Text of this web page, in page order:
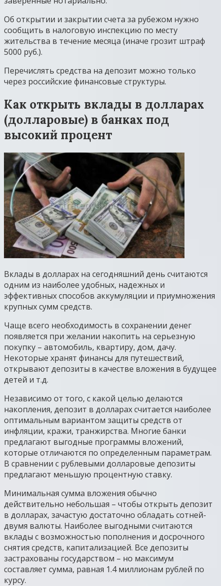
Об открытии и закрытии счета за рубежом нужно
сообщить в налоговую инспекцию по месту
жительства в течение месяца (иначе грозит штраф
5000 руб.).
Перечислять средства на депозит можно только
через российские финансовые структуры.
Как открыть вклады в долларах
(долларовые) в банках под
высокий процент
Вклады в долларах на сегодняшний день считаются
одним из наиболее удобных, надежных и
эффективных способов аккумуляции и приумножения
крупных сумм средств.
Чаще всего необходимость в сохранении денег
появляется при желании накопить на серьезную
покупку – автомобиль, квартиру, дом, дачу.
Некоторые хранят финансы для путешествий,
открывают депозиты в качестве вложения в будущее
детей и т.д.
Независимо от того, с какой целью делаются
накопления, депозит в долларах считается наиболее
оптимальным вариантом защиты средств от
инфляции, кражи, транжирства. Многие банки
предлагают выгодные программы вложений,
которые отличаются по определенным параметрам.
В сравнении с рублевыми долларовые депозиты
предлагают меньшую процентную ставку.
Минимальная сумма вложения обычно
действительно небольшая – чтобы открыть депозит
в долларах, зачастую достаточно обладать сотней-
двумя валюты. Наиболее выгодными считаются
вклады с возможностью пополнения и досрочного
снятия средств, капитализацией. Все депозиты
застрахованы государством – но максимум
составляет сумма, равная 1.4 миллионам рублей по
курсу.